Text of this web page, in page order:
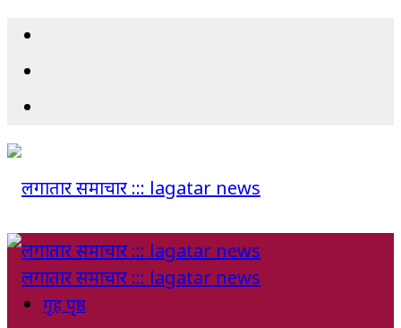
गृह पृष्ठ